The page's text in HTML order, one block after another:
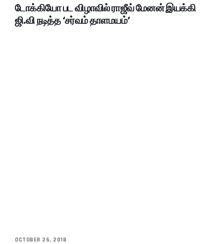
டோக்கியோ பட விழாவில் ராஜீவ் மேனன் இயக்கி
ஜி.வி நடித்த ‘சர்வம் தாளமயம்’
OCTOBER 26, 2018